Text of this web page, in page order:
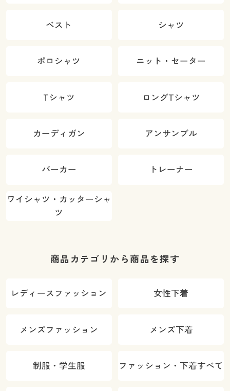
ベスト シャツ
ポロシャツ ニット・セーター
Tシャツ ロングTシャツ
カーディガン アンサンブル
パーカー トレーナー
ワイシャツ・カッターシャ
ツ
商品カテゴリから商品を探す
レディースファッション 女性下着
メンズファッション メンズ下着
制服・学生服 ファッション・下着すべて